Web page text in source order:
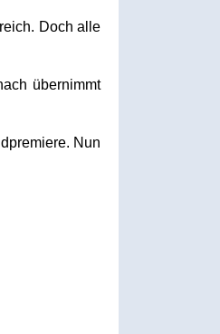
Doch alle
übernimmt
Nun